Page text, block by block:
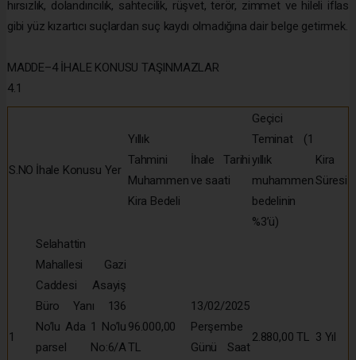
hırsızlık, dolandırıcılık, sahtecilik, rüşvet, terör, zimmet ve hileli iflas
gibi yüz kızartıcı suçlardan suç kaydı olmadığına dair belge getirmek.
MADDE–4 İHALE KONUSU TAŞINMAZLAR
4.1
S.NO İhale Konusu Yer
Yıllık
Tahmini
Muhammen
Kira Bedeli
İhale Tarihi
ve saati
Geçici
Teminat (1
yıllık
muhammen
bedelinin
%3’ü)
Kira
Süresi
1
Selahattin
Mahallesi Gazi
Caddesi Asayiş
Büro Yanı 136
No’lu Ada 1 No’lu
parsel No:6/A
96.000,00
TL
13/02/2025
Perşembe
Günü Saat
2.880,00 TL 3 Yıl